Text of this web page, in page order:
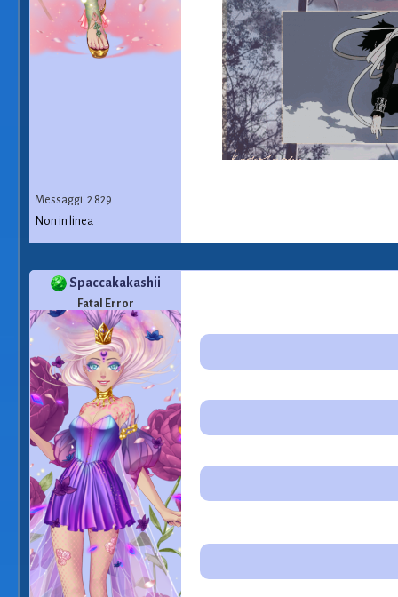
Messaggi: 2 829
Non in linea
Spaccakakashii
Fatal Error